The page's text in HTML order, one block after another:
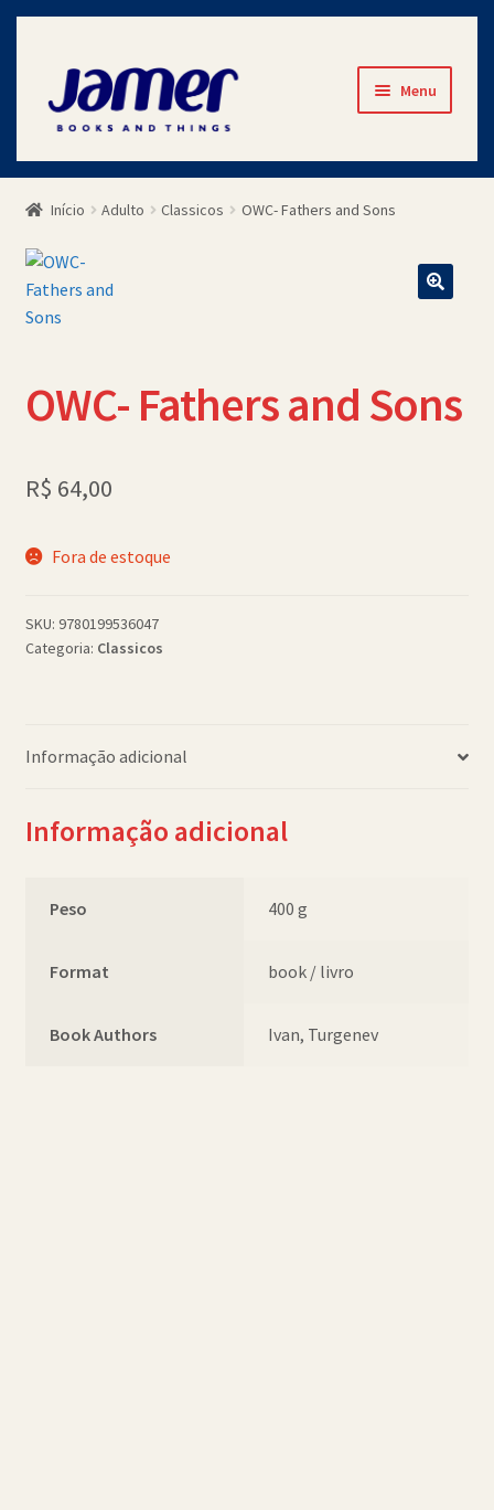
Pular
para
navegação
Pular
para
conteúdo
Menu
Início
Avaliações
Contato
Quem Somos
SCHOLASTICBOOKCLUB
Início Adulto Classicos OWC- Fathers and Sons
OWC- Fathers and Sons
R$ 64,00
Fora de estoque
SKU: 9780199536047
Categoria: Classicos
Informação adicional
Informação adicional
Peso 400 g
Format book / livro
Book Authors Ivan, Turgenev